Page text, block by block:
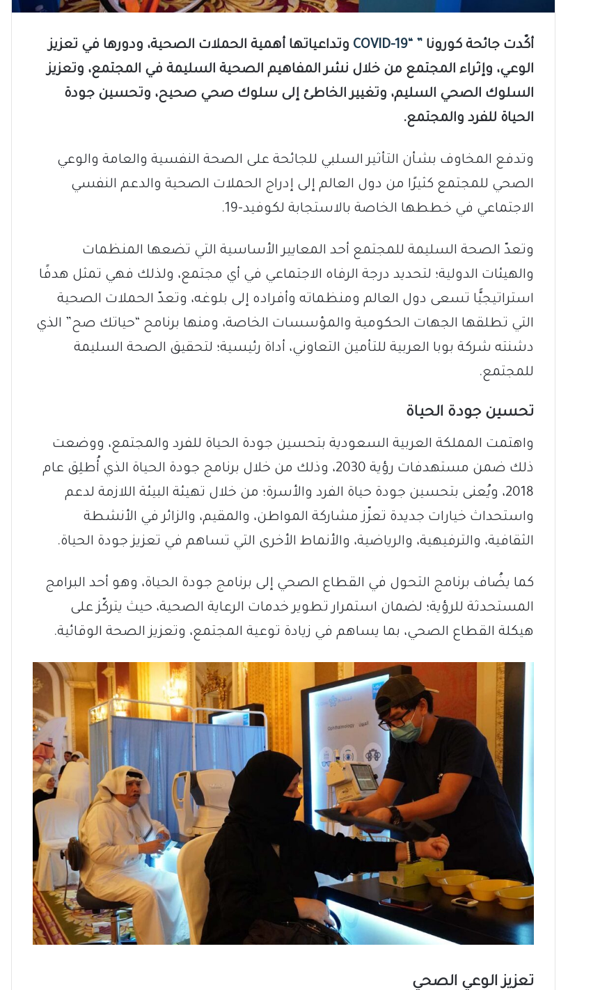
أكّدت جائحة كورونا ” “COVID-19
وتداعياتها أهمية الحملات الصحية، ودورها في تعزيز
الوعي، وإثراء المجتمع من خلال نشر المفاهيم الصحية السليمة في المجتمع، وتعزيز
السلوك الصحي السليم، وتغيير الخاطئ إلى سلوك صحي صحيح، وتحسين جودة
الحياة للفرد والمجتمع.
وتدفع المخاوف بشأن التأثير السلبي للجائحة على الصحة النفسية والعامة والوعي
الصحي للمجتمع كثيرًا من دول العالم إلى إدراج الحملات الصحية والدعم النفسي
الاجتماعي في خططها الخاصة بالاستجابة لكوفيد-19.
وتعدّ الصحة السليمة للمجتمع أحد المعايير الأساسية التي تضعها المنظمات
والهيئات الدولية؛ لتحديد درجة الرفاه الاجتماعي في أي مجتمع، ولذلك فهي تمثل هدفًا
استراتيجيًّا تسعى دول العالم ومنظماته وأفراده إلى بلوغه، وتعدّ الحملات الصحية
التي تطلقها الجهات الحكومية والمؤسسات الخاصة، ومنها برنامح “حياتك صح” الذي
دشنته شركة بوبا العربية للتأمين التعاوني، أداة رئيسية؛ لتحقيق الصحة السليمة
للمجتمع.
تحسين جودة الحياة
واهتمت المملكة العربية السعودية بتحسين جودة الحياة للفرد والمجتمع، ووضعت
ذلك ضمن مستهدفات رؤية 2030، وذلك من خلال برنامج جودة الحياة الذي أُطلِق عام
2018، ويُعنى بتحسين جودة حياة الفرد والأسرة؛ من خلال تهيئة البيئة اللازمة لدعم
واستحداث خيارات جديدة تعزّز مشاركة المواطن، والمقيم، والزائر في الأنشطة
الثقافية، والترفيهية، والرياضية، والأنماط الأخرى التي تساهم في تعزيز جودة الحياة.
كما يضُاف برنامج التحول في القطاع الصحي إلى برنامج جودة الحياة، وهو أحد البرامج
المستحدثة للرؤية؛ لضمان استمرار تطوير خدمات الرعاية الصحية، حيث يتركّز على
هيكلة القطاع الصحي، بما يساهم في زيادة توعية المجتمع، وتعزيز الصحة الوقائية.
تعزيز الوعي الصحي